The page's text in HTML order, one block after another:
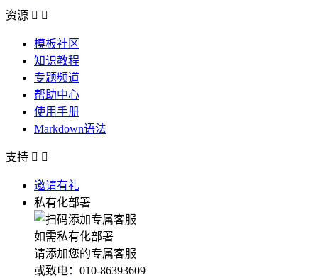
资源  
模板社区
知识教程
专题频道
帮助中心
使用手册
Markdown语法
支持  
邀请有礼
私有化部署
如需私有化部署
请添加您的专属客服
或致电：010-86393609